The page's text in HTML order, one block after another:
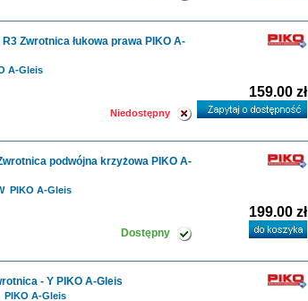
R3 Zwrotnica łukowa prawa PIKO A-
A-Gleis
Niedostępny
159.00 zł
podwójna krzyżowa PIKO A-
PIKO A-Gleis
Dostępny
199.00 zł
- Y PIKO A-Gleis
A-Gleis